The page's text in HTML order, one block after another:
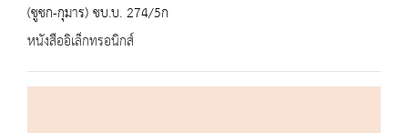
(ชูชก-กุมาร) ชบ.บ. 274/5ก
หนังสืออิเล็กทรอนิกส์